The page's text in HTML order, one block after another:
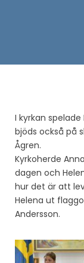
I kyrkan spelade
bjöds också på
Ågren.
Kyrkoherde
dagen och
hur det är att
Helena ut
Andersson.